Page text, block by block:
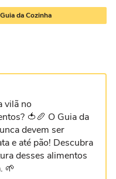
da Cozinha
vilã no
🍅🥖 O Guia da
devem ser
e até pão! Descubra
desses alimentos
🌱